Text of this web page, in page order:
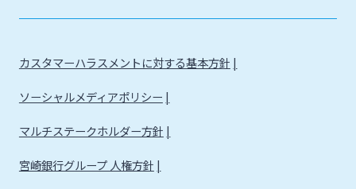
カスタマーハラスメントに対する基本方針
ソーシャルメディアポリシー
マルチステークホルダー方針
宮崎銀行グループ 人権方針